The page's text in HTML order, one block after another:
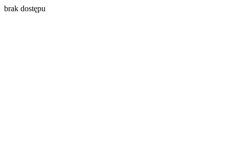
brak dostępu